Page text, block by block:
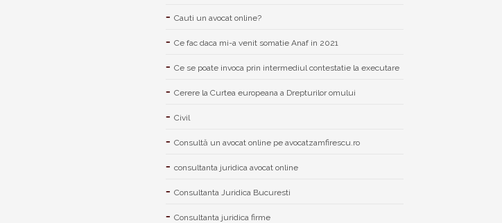
Cauti un avocat online?
Ce fac daca mi-a venit somatie Anaf in 2021
Ce se poate invoca prin intermediul contestatie la executare
Cerere la Curtea europeana a Drepturilor omului
Civil
Consultă un avocat online pe avocatzamfirescu.ro
consultanta juridica avocat online
Consultanta Juridica Bucuresti
Consultanta juridica firme